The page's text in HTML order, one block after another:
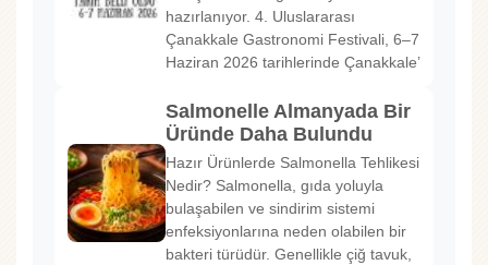
hazırlanıyor. 4. Uluslararası
Çanakkale Gastronomi Festivali, 6–7
Haziran 2026 tarihlerinde Çanakkale’
Salmonelle Almanyada Bir
Üründe Daha Bulundu
Hazır Ürünlerde Salmonella Tehlikesi
Nedir? Salmonella, gıda yoluyla
bulaşabilen ve sindirim sistemi
enfeksiyonlarına neden olabilen bir
bakteri türüdür. Genellikle çiğ tavuk,